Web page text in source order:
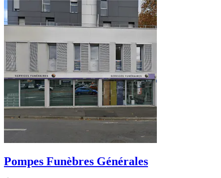
Pompes Funèbres Générales